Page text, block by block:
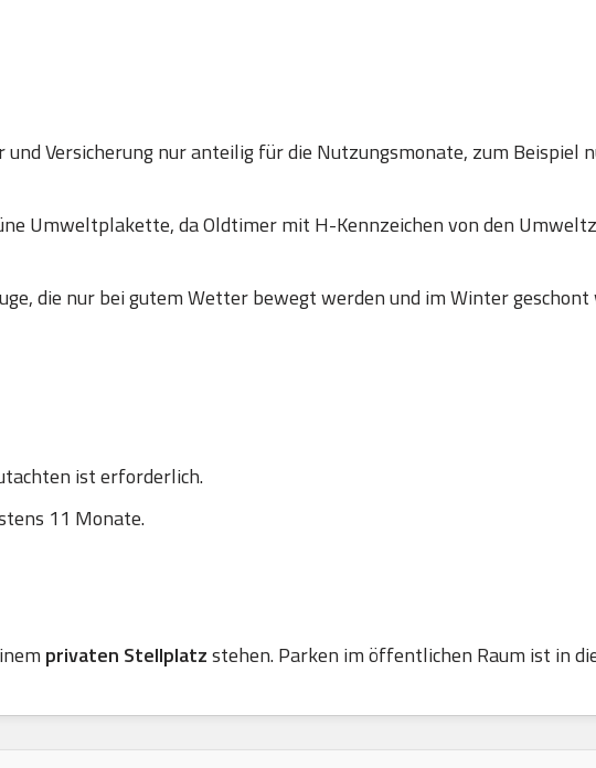
Versicherung nur anteilig für die Nutzungsmonate, zum Beispiel
Umweltplakette, da Oldtimer mit H-Kennzeichen von den
die nur bei gutem Wetter bewegt werden und im Winter geschont
ist erforderlich.
11 Monate.
privaten Stellplatzstehen. Parken im öffentlichen Raum ist in